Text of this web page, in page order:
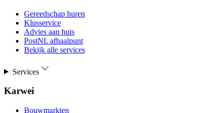
Gereedschap huren
Klusservice
Advies aan huis
PostNL afhaalpunt
Bekijk alle services
Services
Karwei
Bouwmarkten